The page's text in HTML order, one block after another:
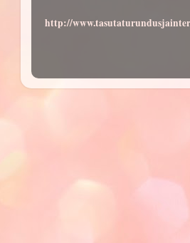
http://